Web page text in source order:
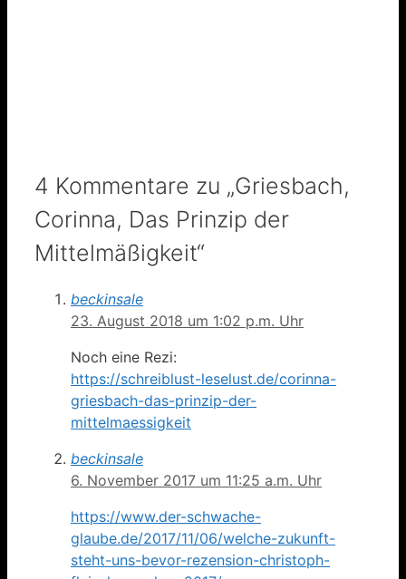
4 Kommentare zu „Griesbach,
Corinna, Das Prinzip der
Mittelmäßigkeit“
beckinsale
23. August 2018 um 1:02 p.m. Uhr
Noch eine Rezi:
https://schreiblust-leselust.de/corinna-
griesbach-das-prinzip-der-
mittelmaessigkeit
beckinsale
6. November 2017 um 11:25 a.m. Uhr
https://www.der-schwache-
glaube.de/2017/11/06/welche-zukunft-
steht-uns-bevor-rezension-christoph-